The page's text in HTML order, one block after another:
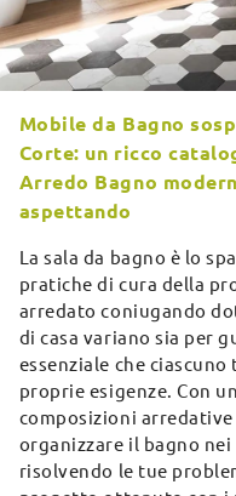
Mobile da Bagno
Corte: un ricco
Arredo Bagno
aspettando
La sala da bagno è lo
pratiche di cura della
arredato coniugando
di casa variano sia per
essenziale che
proprie esigenze. Con
composizioni
organizzare il bagno
risolvendo le tue